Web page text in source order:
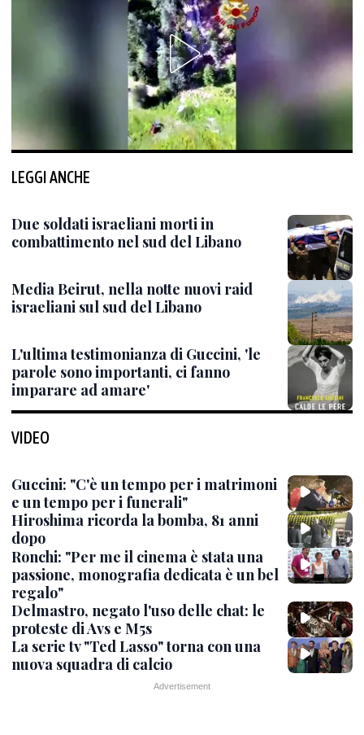
LEGGI ANCHE
Due soldati israeliani morti in
combattimento nel sud del Libano
Media Beirut, nella notte nuovi raid
israeliani sul sud del Libano
L'ultima testimonianza di Guccini, 'le
parole sono importanti, ci fanno
imparare ad amare'
VIDEO
Guccini: "C'è un tempo per i matrimoni
e un tempo per i funerali"
Hiroshima ricorda la bomba, 81 anni
dopo
Ronchi: "Per me il cinema è stata una
passione, monografia dedicata è un bel
regalo"
Delmastro, negato l'uso delle chat: le
proteste di Avs e M5s
La serie tv "Ted Lasso" torna con una
nuova squadra di calcio